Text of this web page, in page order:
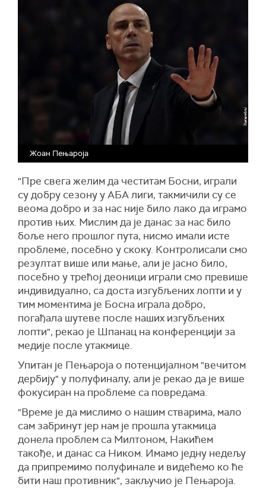
Жоан Пењароја
"Пре свега желим да честитам Босни, играли
су добру сезону у АБА лиги, такмичили су се
веома добро и за нас није било лако да играмо
против њих. Мислим да је данас за нас било
боље него прошлог пута, нисмо имали исте
проблеме, посебно у скоку. Контролисали смо
резултат више или мање, али је јасно било,
посебно у трећој деоници играли смо превише
индивидуално, са доста изгубљених лопти и у
тим моментима је Босна играла добро,
погађала шутеве после наших изгубљених
лопти", рекао је Шпанац на конференцији за
медије после утакмице.
Упитан је Пењароја о потенцијалном "вечитом
дербију" у полуфиналу, али је рекао да је више
фокусиран на проблеме са повредама.
"Време је да мислимо о нашим стварима, мало
сам забринут јер нам је прошла утакмица
донела проблем са Милтоном, Накићем
такође, и данас са Ником. Имамо једну недељу
да припремимо полуфинале и видећемо ко ће
бити наш противник", закључио је Пењароја.